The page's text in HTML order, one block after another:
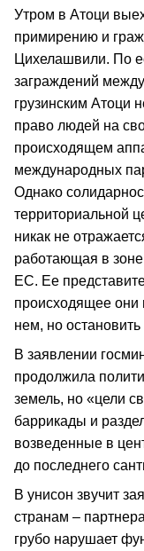
Утром в Атоци
примирению и
Цихелашвили. По
заграждений
грузинским Атоци
право людей на
происходящем
международных
Однако
территориальной
никак не
работающая в
ЕС. Ее
происходящее они
нем, но
В заявлении
продолжила
земель, но «цели
баррикады и
возведенные в
до последнего
В унисон звучит
странам –
грубо нарушает